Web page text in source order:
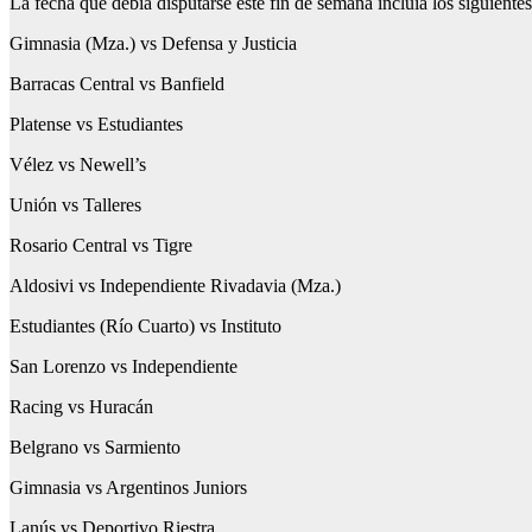
Gimnasia (Mza.) vs Defensa y Justicia
Barracas Central vs Banfield
Platense vs Estudiantes
Vélez vs Newell’s
Unión vs Talleres
Rosario Central vs Tigre
Aldosivi vs Independiente Rivadavia (Mza.)
Estudiantes (Río Cuarto) vs Instituto
San Lorenzo vs Independiente
Racing vs Huracán
Belgrano vs Sarmiento
Gimnasia vs Argentinos Juniors